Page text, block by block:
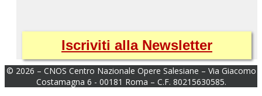
Iscriviti alla Newsletter
© 2026 – CNOS Centro Nazionale Opere Salesiane – Via Giacomo
Costamagna 6 - 00181 Roma – C.F. 80215630585.